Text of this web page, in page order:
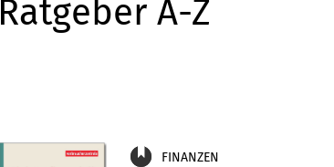
Ratgeber A-Z
FINANZEN